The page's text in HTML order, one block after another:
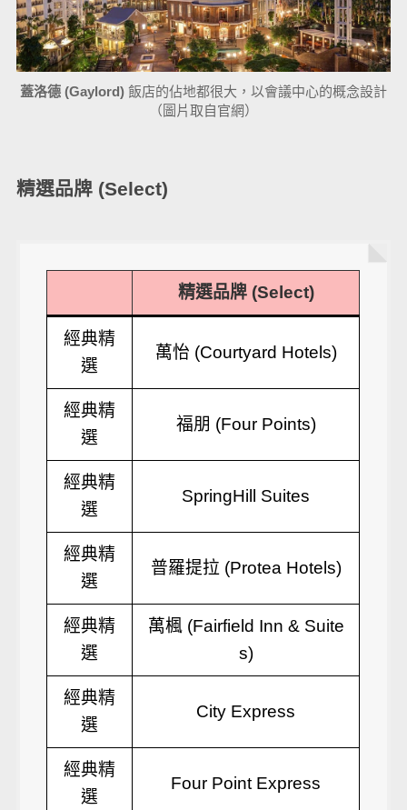
蓋洛德 (Gaylord) 飯店的佔地都很大，以會議中心的概念設計
（圖片取自官網）
精選品牌 (Select)
精選品牌 (Select)
經典精
選
萬怡 (Courtyard Hotels)
經典精
選
福朋 (Four Points)
經典精
選
SpringHill Suites
經典精
選
普羅提拉 (Protea Hotels)
經典精
選
萬楓 (Fairfield Inn & Suite
s)
經典精
選
City Express
經典精
選
Four Point Express